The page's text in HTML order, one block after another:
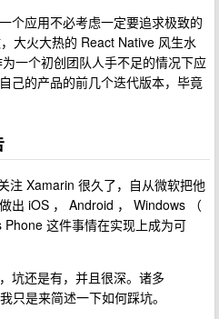
个应用不必考虑一定要追求极致的
大火大热的 React Native 风生水
一个初创团队人手不足的情况下应
己的产品的前几个迭代版本，毕竟
注 Xamarin 很久了，自从微软把他
出 iOS ， Android ， Windows （
这件事情在实现上成为可
坑还是有，并且很深。诸多
只是来简述一下如何踩坑。